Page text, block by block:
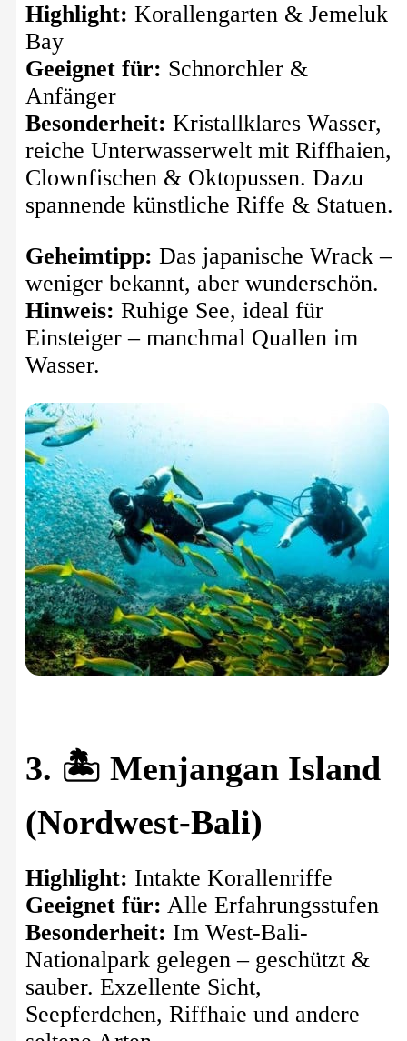
Highlight: Korallengarten & Jemeluk
Bay
Geeignet für: Schnorchler &
Anfänger
Besonderheit: Kristallklares Wasser,
reiche Unterwasserwelt mit Riffhaien,
Clownfischen & Oktopussen. Dazu
spannende künstliche Riffe & Statuen.
Geheimtipp: Das japanische Wrack –
weniger bekannt, aber wunderschön.
Hinweis: Ruhige See, ideal für
Einsteiger – manchmal Quallen im
Wasser.
3. 🏝️ Menjangan Island
(Nordwest-Bali)
Highlight: Intakte Korallenriffe
Geeignet für: Alle Erfahrungsstufen
Besonderheit: Im West-Bali-
Nationalpark gelegen – geschützt &
sauber. Exzellente Sicht,
Seepferdchen, Riffhaie und andere